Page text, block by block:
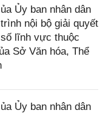
Ủy ban nhân dân
nội bộ giải quyết
lĩnh vực thuộc
Sở Văn hóa, Thể
Ủy ban nhân dân